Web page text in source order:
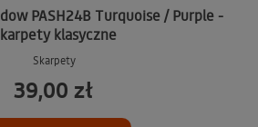
PASH24B Turquoise / Purple -
klasyczne
Skarpety
39,00 zł